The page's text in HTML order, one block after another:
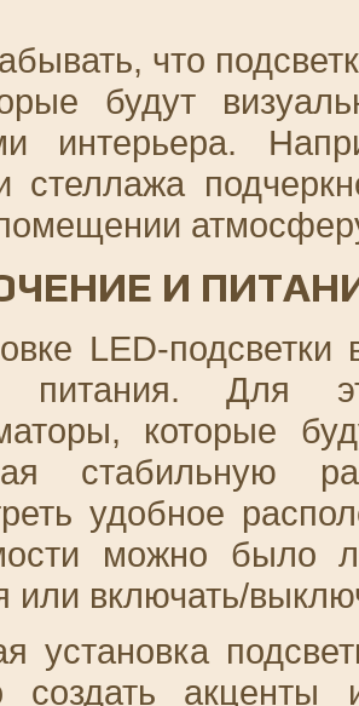
что
будут
интерьера.
стеллажа
И
LED-
питания. Для
которые
стабильную
удобное
можно было
или включать/
установка
создать